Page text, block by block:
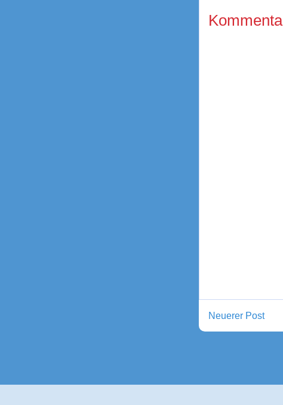
Neuerer Post